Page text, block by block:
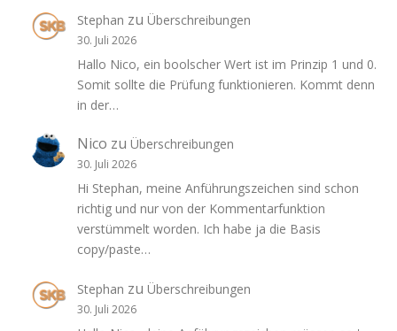
Stephan zu Überschreibungen
30. Juli 2026
Hallo Nico, ein boolscher Wert ist im Prinzip 1 und 0.
Somit sollte die Prüfung funktionieren. Kommt denn
in der…
Nico zu Überschreibungen
30. Juli 2026
Hi Stephan, meine Anführungszeichen sind schon
richtig und nur von der Kommentarfunktion
verstümmelt worden. Ich habe ja die Basis
copy/paste…
Stephan zu Überschreibungen
30. Juli 2026